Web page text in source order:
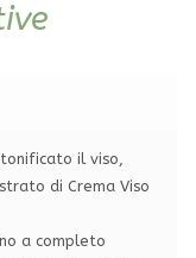
il viso,
di Crema Viso
a completo